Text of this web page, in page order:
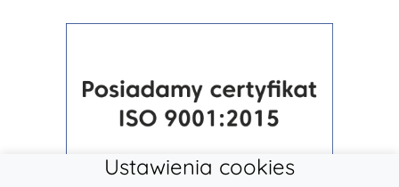
Ustawienia cookies